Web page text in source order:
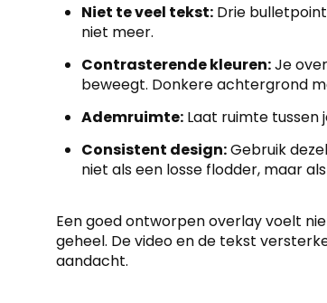
Niet te veel tekst: Drie
niet meer.
Contrasterende kleuren:Je
beweegt. Donkere achtergrond
Ademruimte: Laat ruimte tussen
Consistent design:Gebruik
niet als een losse flodder, maar
Een goed ontworpen overlay voelt
geheel. De video en de tekst
aandacht.